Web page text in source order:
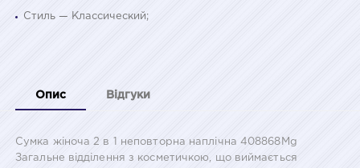
Стиль — Классический;
Опис Відгуки
Сумка жіноча 2 в 1 неповторна наплічна 408868Mg
Загальне відділення з косметичкою, що виймається